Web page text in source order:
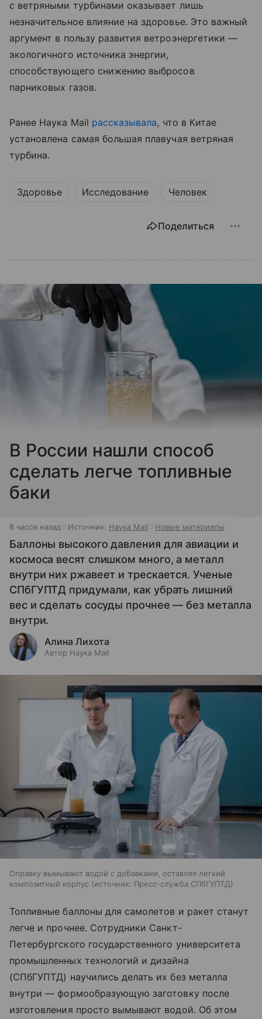
с ветряными турбинами оказывает лишь
незначительное влияние на здоровье. Это важный
аргумент в пользу развития ветроэнергетики —
экологичного источника энергии,
способствующего снижению выбросов
парниковых газов.
Ранее Наука Mail рассказывала, что в Китае
установлена самая большая плавучая ветряная
турбина.
Здоровье Исследование Человек
Поделиться
В России нашли способ
сделать легче топливные
баки
8 часов назад Источник: Наука Mail Новые материалы
Баллоны высокого давления для авиации и
космоса весят слишком много, а металл
внутри них ржавеет и трескается. Ученые
СПбГУПТД придумали, как убрать лишний
вес и сделать сосуды прочнее — без металла
внутри.
Алина Лихота
Автор Наука Mail
Оправку вымывают водой с добавками, оставляя легкий
композитный корпус
источник: Пресс-служба СПбГУПТД
Топливные баллоны для самолетов и ракет станут
легче и прочнее. Сотрудники Санкт-
Петербургского государственного университета
промышленных технологий и дизайна
(СПбГУПТД) научились делать их без металла
внутри — формообразующую заготовку после
изготовления просто вымывают водой. Об этом